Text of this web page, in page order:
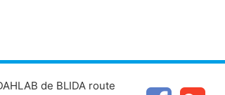
de BLIDA route